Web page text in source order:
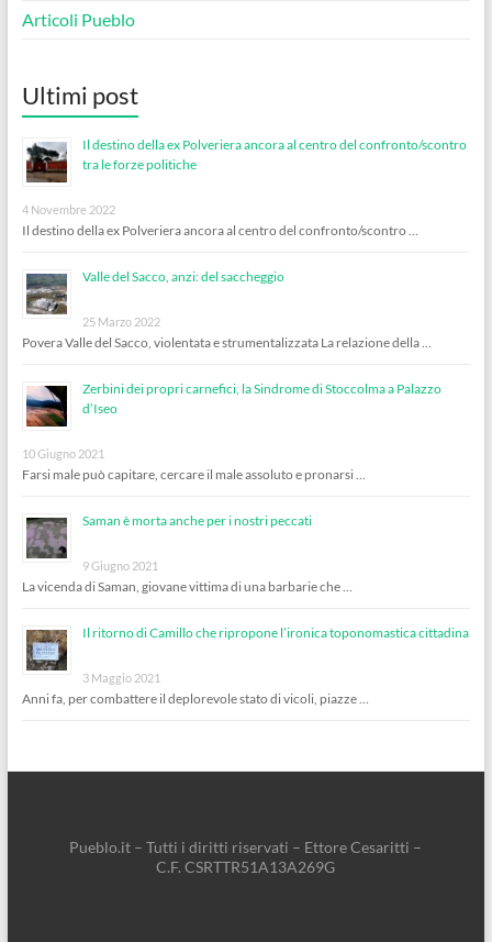
Articoli Pueblo
Ultimi post
Il destino della ex Polveriera ancora al centro del confronto/scontro
tra le forze politiche
4 Novembre 2022
Il destino della ex Polveriera ancora al centro del confronto/scontro …
Valle del Sacco, anzi: del saccheggio
25 Marzo 2022
Povera Valle del Sacco, violentata e strumentalizzata La relazione della …
Zerbini dei propri carnefici, la Sindrome di Stoccolma a Palazzo
d’Iseo
10 Giugno 2021
Farsi male può capitare, cercare il male assoluto e pronarsi …
Saman è morta anche per i nostri peccati
9 Giugno 2021
La vicenda di Saman, giovane vittima di una barbarie che …
Il ritorno di Camillo che ripropone l’ironica toponomastica cittadina
3 Maggio 2021
Anni fa, per combattere il deplorevole stato di vicoli, piazze …
Pueblo.it – Tutti i diritti riservati – Ettore Cesaritti –
C.F. CSRTTR51A13A269G